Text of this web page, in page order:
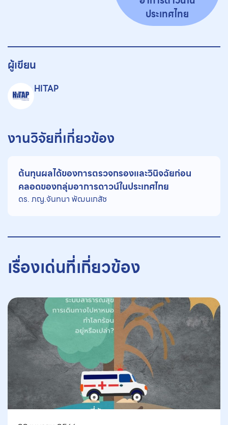
ประเทศไทย
ผู้เขียน
HITAP
งานวิจัยที่เกี่ยวข้อง
ต้นทุนผลได้ของการตรวจกรองและวินิจฉัยก่อน
คลอดของกลุ่มอาการดาวน์ในประเทศไทย
ดร. ภญ.จันทนา พัฒนเภสัช
เรื่องเด่นที่เกี่ยวข้อง